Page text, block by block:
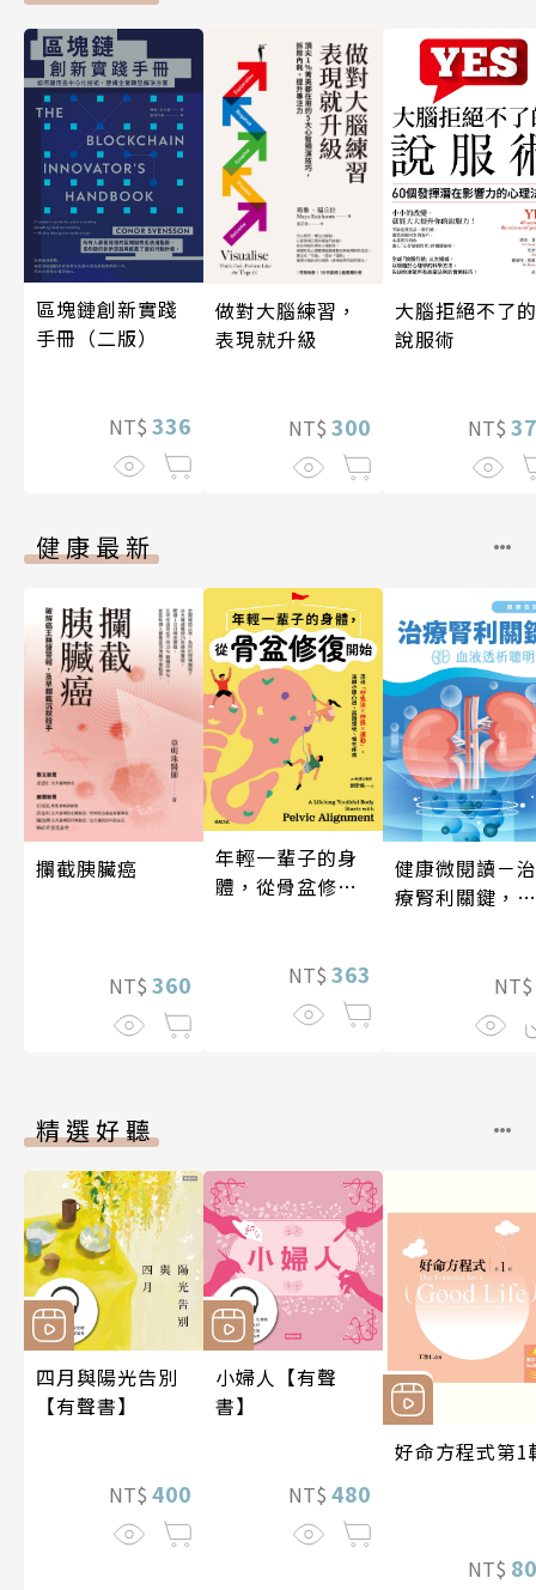
區塊鏈創新實踐
手冊（二版）
NT$ 336
做對大腦練習，
表現就升級
NT$ 300
大腦拒絕不了的
說服術
NT$
健康最新
攔截胰臟癌
NT$ 360
年輕一輩子的身
體，從骨盆修復
動」，遠離小腹
凸出、肩頸僵
硬、慢性疼痛
NT$ 363
健康微閱讀－治
療腎利關鍵，血
NT$
精選好聽
四月與陽光告別
【有聲書】
NT$ 400
小婦人【有聲
書】
NT$ 480
好命方程式第1
NT$